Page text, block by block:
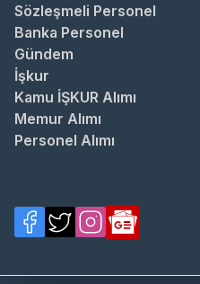
Sözleşmeli Personel
Banka Personel
Gündem
İşkur
Kamu İŞKUR Alımı
Memur Alımı
Personel Alımı